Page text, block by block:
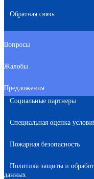
Обратная связь
Вопросы
Жалобы
Предложения
Социальные партнеры
Специальная оценка
Пожарная безопасность
Политика защиты и
данных